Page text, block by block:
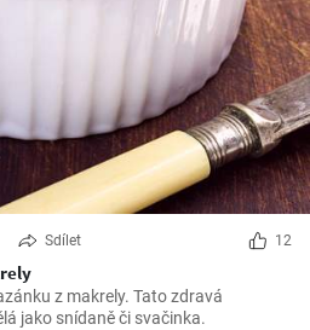
Sdílet 12
z makrely. Tato zdravá
jako snídaně či svačinka.